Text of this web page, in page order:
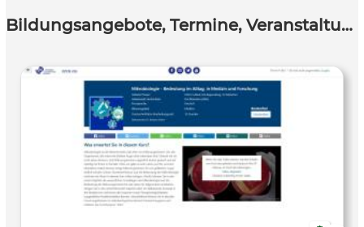
Bildungsangebote, Termine, Veranstaltungen